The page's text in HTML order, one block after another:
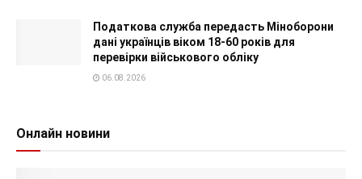
Податкова служба передасть Міноборони
дані українців віком 18-60 років для
перевірки військового обліку
06.08.2026
Онлайн новини